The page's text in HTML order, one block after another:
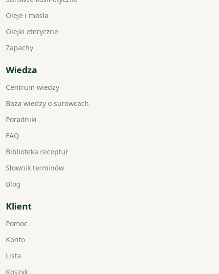
Oleje i masła
Olejki eteryczne
Zapachy
Wiedza
Centrum wiedzy
Baza wiedzy o surowcach
Poradniki
FAQ
Biblioteka receptur
Słownik terminów
Blog
Klient
Pomoc
Konto
Lista
Koszyk